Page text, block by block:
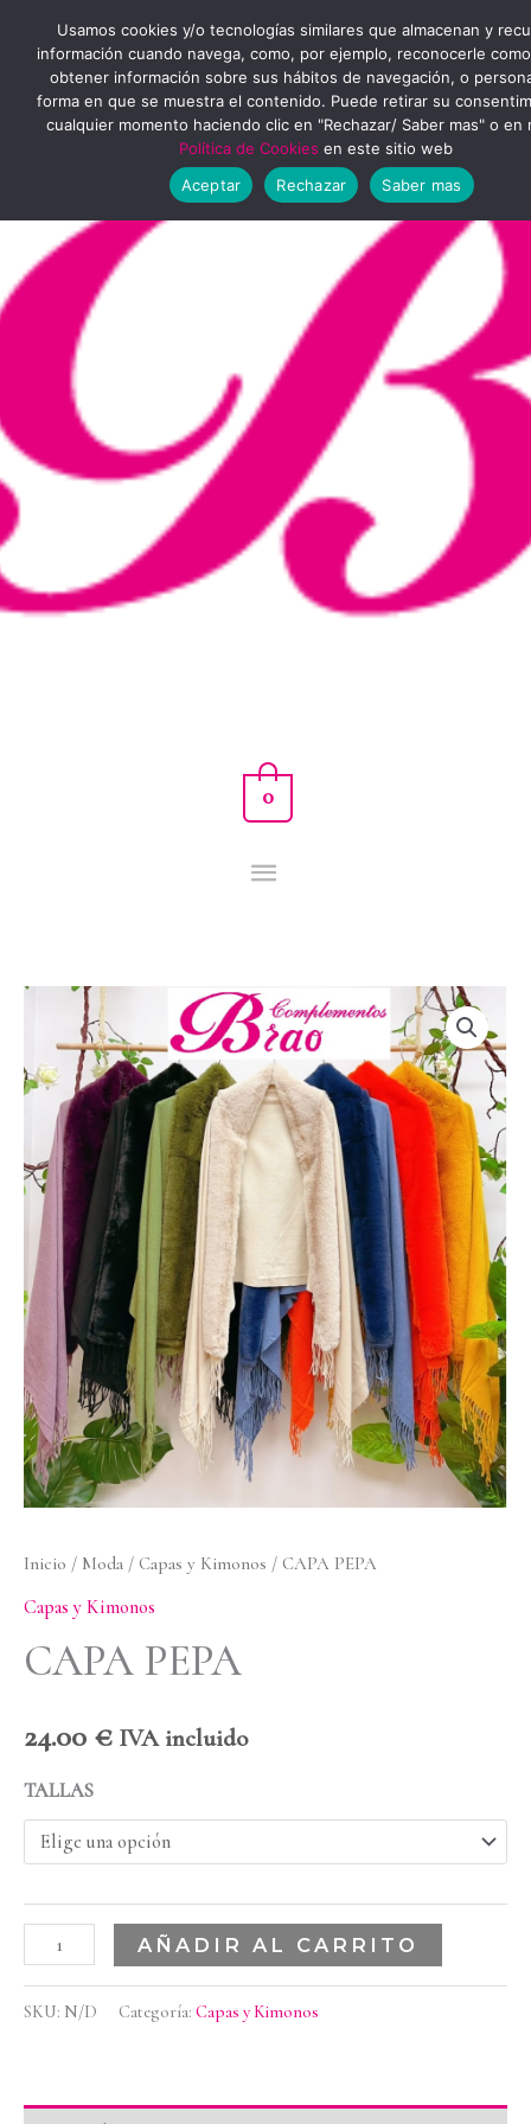
contenido
MENÚ
PRINCIPAL
0
Inicio / Moda / Capas y Kimonos / CAPA PEPA
Capas y Kimonos
CAPA PEPA
24.00 € IVA incluido
TALLAS
PEPA
cantidad
AÑADIR AL CARRITO
SKU: N/D Categoría: Capas y Kimonos
Usamos cookies y/o tecnologías similares que almacenan y
información cuando navega, como, por ejemplo, reconocerle
obtener información sobre sus hábitos de navegación, o
forma en que se muestra el contenido. Puede retirar su
cualquier momento haciendo clic en "Rechazar/ Saber mas" o en
Política de Cookies en este sitio web
Aceptar
Rechazar Saber mas